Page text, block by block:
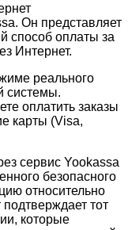
Он представляет
способ оплаты за
Интернет.
реального
системы.
оплатить заказы
карты (Visa,
сервис Yookassa
безопасного
относительно
тот
которые